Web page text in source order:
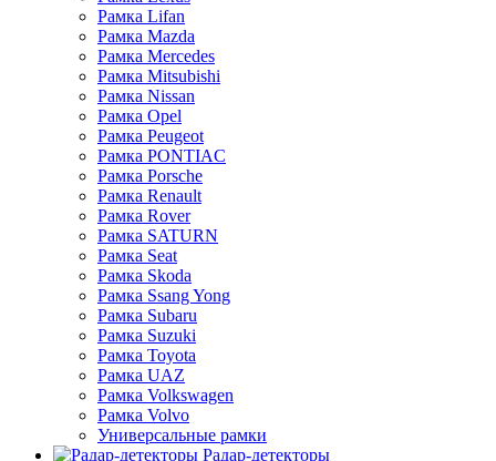
Рамка Lifan
Рамка Mazda
Рамка Mercedes
Рамка Mitsubishi
Рамка Nissan
Рамка Opel
Рамка Peugeot
Рамка PONTIAC
Рамка Porsche
Рамка Renault
Рамка Rover
Рамка SATURN
Рамка Seat
Рамка Skoda
Рамка Ssang Yong
Рамка Subaru
Рамка Suzuki
Рамка Toyota
Рамка UAZ
Рамка Volkswagen
Рамка Volvo
Универсальные рамки
Радар-детекторы